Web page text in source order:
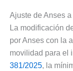
Ajuste de Anses
La modificación
por Anses con la
movilidad para el
381/2025, la